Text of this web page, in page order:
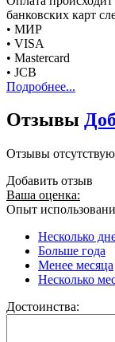
банковских карт
• МИР
• VISA
• Mastercard
• JCB
Подробнее...
Отзывы
Отзывы
Добавить отзыв
Ваша оценка:
Опыт
Несколько
Больше года
Менее месяца
Несколько
Достоинства: